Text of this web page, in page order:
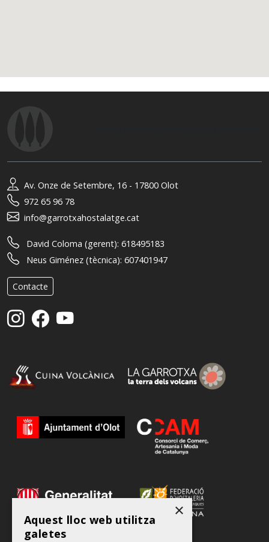
Av. Onze de Setembre, 16 - 17800 Olot
972 65 96 78
info@garrotxahostalatge.cat
David Coloma (gerent): 618495183
Neus Giménez (tècnica): 607401947
Contacte
×
Aquest lloc web utilitza
galetes